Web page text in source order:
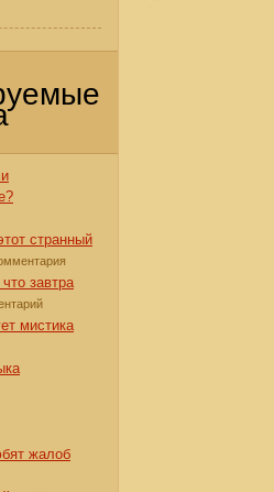
странный
завтра
мистика
жалоб